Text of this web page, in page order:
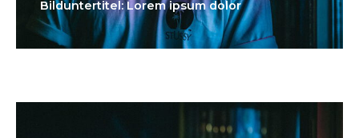
Bilduntertitel: Lorem ipsum dolor